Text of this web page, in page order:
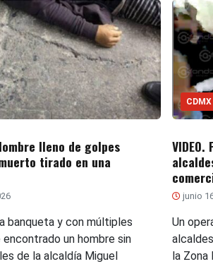
lleno de golpes
tirado en una
banqueta y con múltiples
un hombre sin
de la alcaldía Miguel
CDMX
junio
Un
la